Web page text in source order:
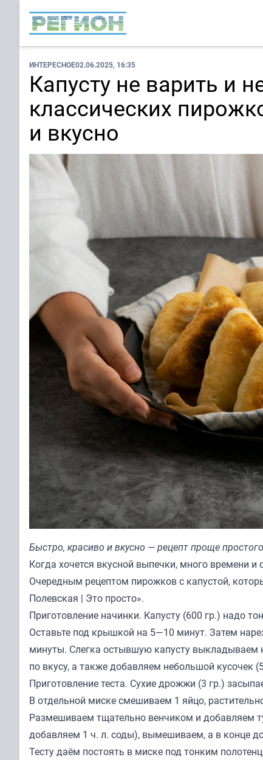
ИНТЕРЕСНОЕ02.06.2025, 16:35
Капусту не варить и
классических
и вкусно
Быстро, красиво и вкусно — рецепт проще простого
Когда хочется вкусной выпечки, много времени и
Очередным рецептом пирожков с капустой,
Полевская | Это просто».
Приготовление начинки. Капусту (600 гр.) надо
Оставьте под крышкой на 5—10 минут. Затем
минуты. Слегка остывшую капусту выкладываем
по вкусу, а также добавляем небольшой кусочек
Приготовление теста. Сухие дрожжи (3 гр.)
В отдельной миске смешиваем 1 яйцо,
Размешиваем тщательно венчиком и добавляем
добавляем 1 ч. л. соды), вымешиваем, а в конце
Тесту даём постоять в миске под тонким